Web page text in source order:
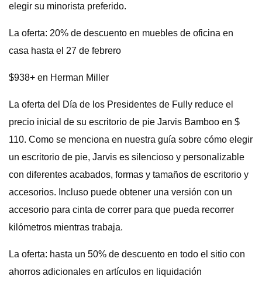
elegir su minorista preferido.
La oferta: 20% de descuento en muebles de oficina en
casa hasta el 27 de febrero
$938+ en Herman Miller
La oferta del Día de los Presidentes de Fully reduce el
precio inicial de su escritorio de pie Jarvis Bamboo en $
110. Como se menciona en nuestra guía sobre cómo elegir
un escritorio de pie, Jarvis es silencioso y personalizable
con diferentes acabados, formas y tamaños de escritorio y
accesorios. Incluso puede obtener una versión con un
accesorio para cinta de correr para que pueda recorrer
kilómetros mientras trabaja.
La oferta: hasta un 50% de descuento en todo el sitio con
ahorros adicionales en artículos en liquidación